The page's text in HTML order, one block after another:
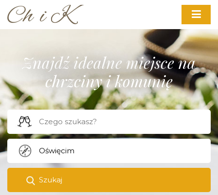
Znajdź idealne miejsce na
chrzciny i komunię
Szukaj